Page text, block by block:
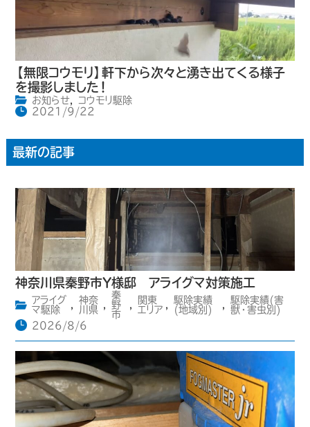
【無限コウモリ】軒下から次々と湧き出てくる様子
を撮影しました！
お知らせ,
コウモリ駆除
2021/9/22
最新の記事
神奈川県秦野市Y様邸 アライグマ対策施工
アライグ
マ駆除
,
神奈
川県 ,
秦
野
市
,
関東
エリア ,
駆除実績
(地域別)
,
駆除実績(害
獣・害虫別)
2026/8/6